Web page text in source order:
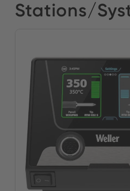
Stations/